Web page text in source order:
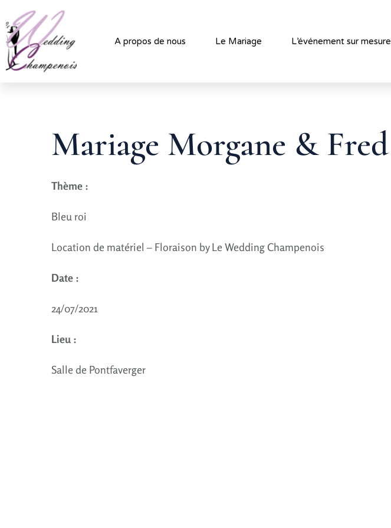
A propos de nous Le Mariage L’événement sur mesure
Mariage Morgane & Fred
Thème :
Bleu roi
Location de matériel – Floraison by Le Wedding Champenois
Date :
24/07/2021
Lieu :
Salle de Pontfaverger